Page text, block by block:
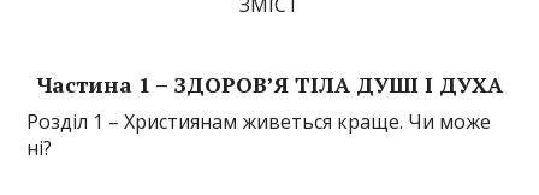
Частина 1 – ЗДОРОВ’Я ТІЛА ДУШІ І ДУХА
Розділ 1 – Християнам живеться краще. Чи може
ні?